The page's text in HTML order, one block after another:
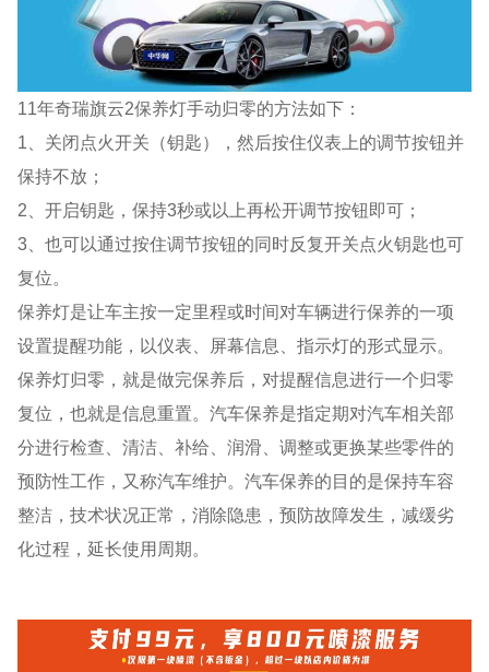
11年奇瑞旗云2保养灯手动归零的方法如下：
1、关闭点火开关（钥匙），然后按住仪表上的调节按钮并
保持不放；
2、开启钥匙，保持3秒或以上再松开调节按钮即可；
3、也可以通过按住调节按钮的同时反复开关点火钥匙也可
复位。
保养灯是让车主按一定里程或时间对车辆进行保养的一项
设置提醒功能，以仪表、屏幕信息、指示灯的形式显示。
保养灯归零，就是做完保养后，对提醒信息进行一个归零
复位，也就是信息重置。汽车保养是指定期对汽车相关部
分进行检查、清洁、补给、润滑、调整或更换某些零件的
预防性工作，又称汽车维护。汽车保养的目的是保持车容
整洁，技术状况正常，消除隐患，预防故障发生，减缓劣
化过程，延长使用周期。